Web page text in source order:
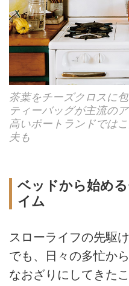
茶葉をチーズクロスに
ティーバッグが主流の
高いポートランドでは
夫も
ベッドから始め
イム
スローライフの先駆
でも、日々の多忙か
なおざりにしてきた